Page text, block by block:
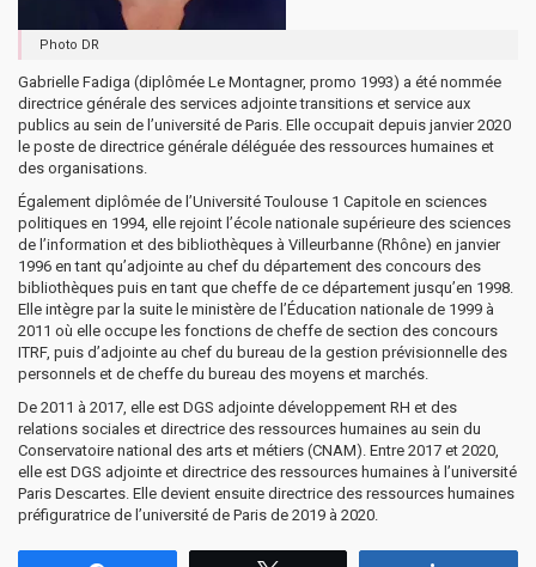
Photo DR
Gabrielle Fadiga (diplômée Le Montagner, promo 1993) a été nommée
directrice générale des services adjointe transitions et service aux
publics au sein de l’université de Paris. Elle occupait depuis janvier 2020
le poste de directrice générale déléguée des ressources humaines et
des organisations.
Également diplômée de l’Université Toulouse 1 Capitole en sciences
politiques en 1994, elle rejoint l’école nationale supérieure des sciences
de l’information et des bibliothèques à Villeurbanne (Rhône) en janvier
1996 en tant qu’adjointe au chef du département des concours des
bibliothèques puis en tant que cheffe de ce département jusqu’en 1998.
Elle intègre par la suite le ministère de l’Éducation nationale de 1999 à
2011 où elle occupe les fonctions de cheffe de section des concours
ITRF, puis d’adjointe au chef du bureau de la gestion prévisionnelle des
personnels et de cheffe du bureau des moyens et marchés.
De 2011 à 2017, elle est DGS adjointe développement RH et des
relations sociales et directrice des ressources humaines au sein du
Conservatoire national des arts et métiers (CNAM). Entre 2017 et 2020,
elle est DGS adjointe et directrice des ressources humaines à l’université
Paris Descartes. Elle devient ensuite directrice des ressources humaines
préfiguratrice de l’université de Paris de 2019 à 2020.